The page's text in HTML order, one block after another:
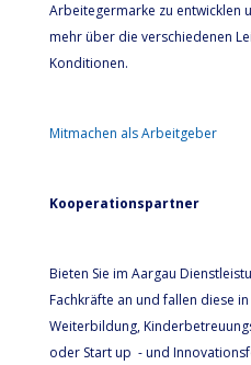
Arbeitegermarke zu entwicklen
mehr über die verschiedenen
Konditionen.
Mitmachen als Arbeitgeber
Kooperationspartner
Bieten Sie im Aargau
Fachkräfte an und fallen diese
Weiterbildung,
oder Start up - und